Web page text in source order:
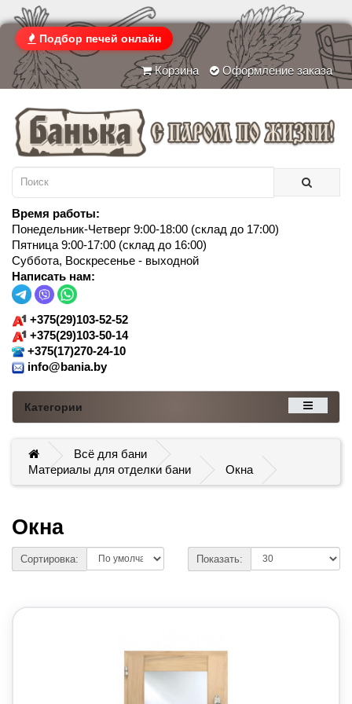
Подбор печей онлайн
Корзина Оформление заказа
Время работы:
Понедельник-Четверг 9:00-18:00 (склад до 17:00)
Пятница 9:00-17:00 (склад до 16:00)
Суббота, Воскресенье - выходной
Написать нам:
+375(29)103-52-52
+375(29)103-50-14
+375(17)270-24-10
info@bania.by
Категории
Всё для бани
Материалы для отделки бани
Окна
Окна
Сортировка: Показать: